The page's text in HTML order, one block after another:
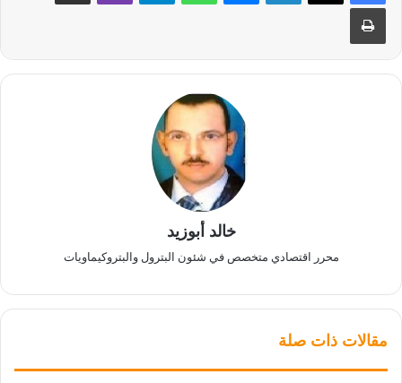
طباعة
خالد أبوزيد
محرر اقتصادي متخصص في شئون البترول والبتروكيماويات
مقالات ذات صلة